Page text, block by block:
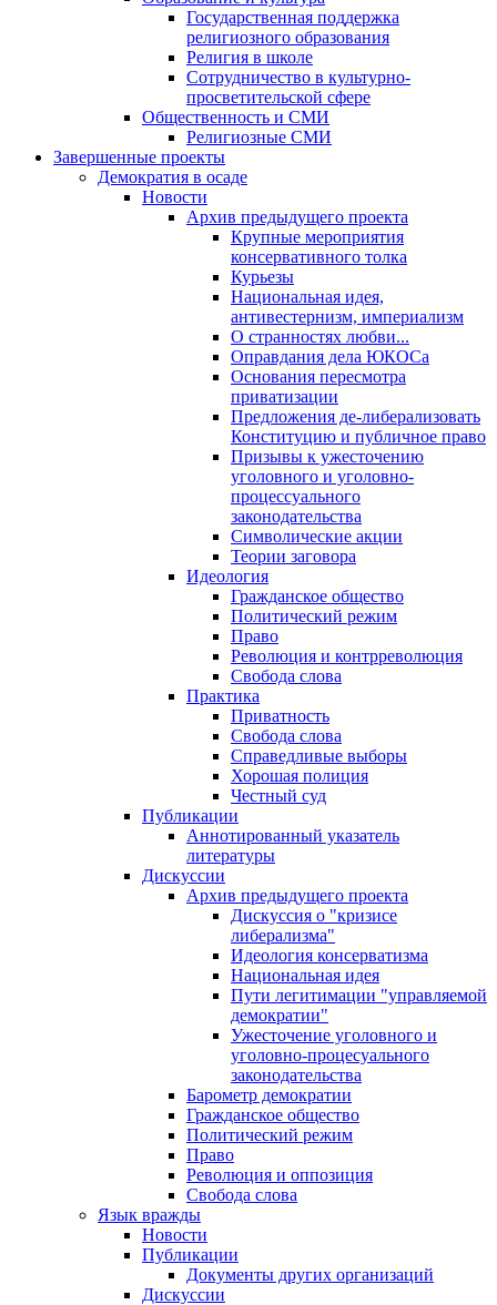
Государственная поддержка
религиозного образования
Религия в школе
Сотрудничество в культурно-
просветительской сфере
Общественность и СМИ
Религиозные СМИ
Завершенные проекты
Демократия в осаде
Новости
Архив предыдущего проекта
Крупные мероприятия
консервативного толка
Курьезы
Национальная идея,
антивестернизм, империализм
О странностях любви...
Оправдания дела ЮКОСа
Основания пересмотра
приватизации
Предложения де-либерализовать
Конституцию и публичное право
Призывы к ужесточению
уголовного и уголовно-
процессуального
законодательства
Символические акции
Теории заговора
Идеология
Гражданское общество
Политический режим
Право
Революция и контрреволюция
Свобода слова
Практика
Приватность
Свобода слова
Справедливые выборы
Хорошая полиция
Честный суд
Публикации
Аннотированный указатель
литературы
Дискуссии
Архив предыдущего проекта
Дискуссия о "кризисе
либерализма"
Идеология консерватизма
Национальная идея
Пути легитимации "управляемой
демократии"
Ужесточение уголовного и
уголовно-процесуального
законодательства
Барометр демократии
Гражданское общество
Политический режим
Право
Революция и оппозиция
Свобода слова
Язык вражды
Новости
Публикации
Документы других организаций
Дискуссии